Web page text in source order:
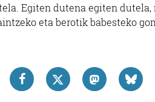
Egiten dutena egiten
eta berotik babesteko